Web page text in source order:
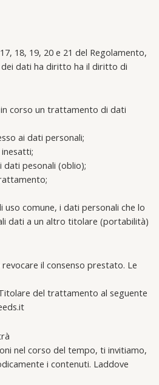
18, 19, 20 e 21 del Regolamento,
dati ha diritto ha il diritto di
corso un trattamento di dati
ai dati personali;
dati pesonali (oblio);
comune, i dati personali che lo
dati a un altro titolare (portabilità)
il consenso prestato. Le
del trattamento al seguente
nel corso del tempo, ti invitiamo,
i contenuti. Laddove